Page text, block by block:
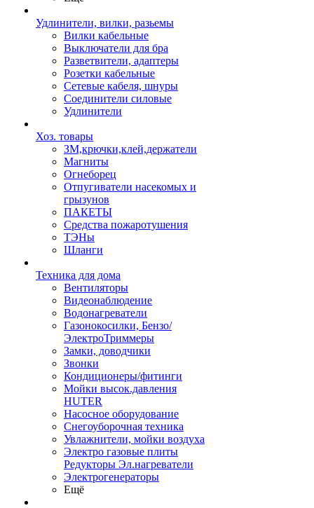
Удлинители, вилки, разьемы
Вилки кабельные
Выключатели для бра
Разветвители, адаптеры
Розетки кабельные
Сетевые кабеля, шнуры
Соединители силовые
Удлинители
Хоз. товары
ЗМ,крючки,клей,держатели
Магниты
Огнеборец
Отпугиватели насекомых и
грызунов
ПАКЕТЫ
Средства пожаротушения
ТЭНы
Шланги
Техника для дома
Вентиляторы
Видеонаблюдение
Водонагреватели
Газонокосилки, Бензо/
ЭлектроТриммеры
Замки, доводчики
Звонки
Кондиционеры/фитинги
Мойки высок.давления
HUTER
Насосное оборудование
Снегоуборочная техника
Увлажнители, мойки воздуха
Электро газовые плиты
Редукторы Эл.нагреватели
Электрогенераторы
Ещё